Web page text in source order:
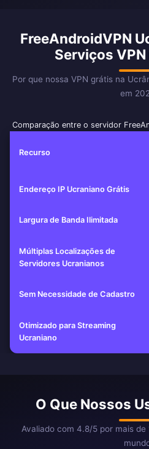
FreeAndroidVPN
Serviços
Por que nossa VPN grátis na
em
Comparação entre o servidor
Recurso
Endereço IP Ucraniano Grátis
Largura de Banda Ilimitada
Múltiplas Localizações de
Servidores Ucranianos
Sem Necessidade de Cadastro
Otimizado para Streaming
Ucraniano
O Que Nossos
Avaliado com 4.8/5 por mais